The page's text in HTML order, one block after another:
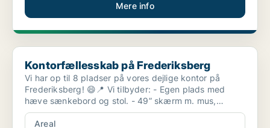
Mere info
Kontorfællesskab på Frederiksberg
Kontorfællesskab på Frederiksberg
Vi har op til 8 pladser på vores dejlige kontor på
Frederiksberg! 😄📍 Vi tilbyder: - Egen plads med
hæve sænkebord og stol. - 49” skærm m. mus,
headset...
Areal